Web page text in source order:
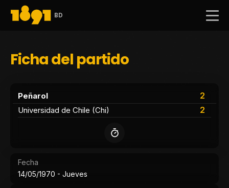
BD
Ficha del partido
Peñarol
2
2
Universidad de Chile (Chi)
Fecha
14/05/1970 - Jueves